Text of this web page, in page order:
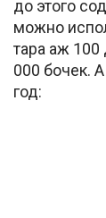
до этого
можно
тара аж 100
000 бочек.
год: